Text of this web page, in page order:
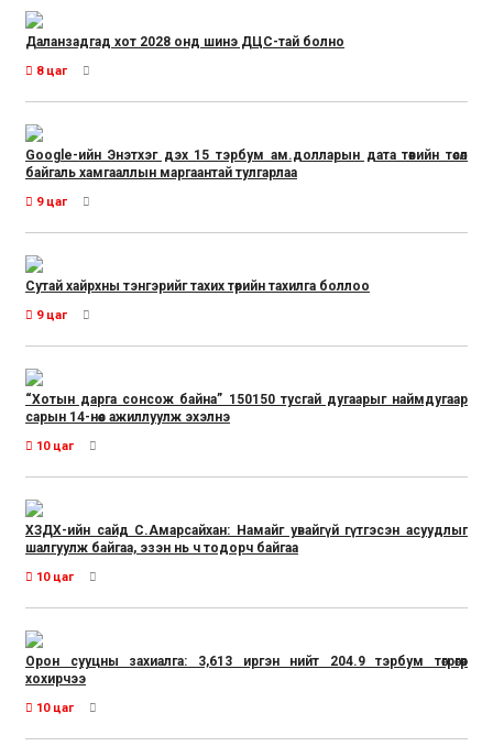
Даланзадгад хот 2028 онд шинэ ДЦС-тай болно
8 цаг
Google-ийн Энэтхэг дэх 15 тэрбум ам.долларын дата төвийн төсөл
байгаль хамгааллын маргаантай тулгарлаа
9 цаг
Сутай хайрхны тэнгэрийг тахих төрийн тахилга боллоо
9 цаг
“Хотын дарга сонсож байна” 150150 тусгай дугаарыг наймдугаар
сарын 14-нөөс ажиллуулж эхэлнэ
10 цаг
ХЗДХ-ийн сайд С.Амарсайхан: Намайг увайгүй гүтгэсэн асуудлыг
шалгуулж байгаа, эзэн нь ч тодорч байгаа
10 цаг
Орон сууцны захиалга: 3,613 иргэн нийт 204.9 тэрбум төгрөгөөр
хохирчээ
10 цаг